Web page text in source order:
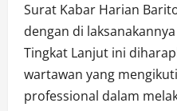
Surat Kabar Harian
dengan di
Tingkat Lanjut ini
wartawan yang
professional dalam